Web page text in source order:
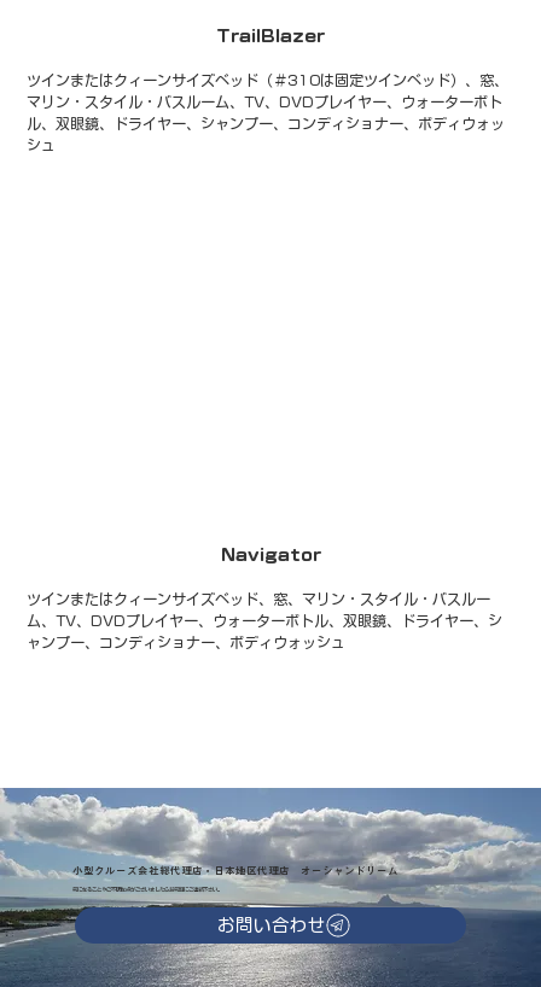
TrailBlazer
ツインまたはクィーンサイズベッド（＃310は固定ツインベッド）、窓、
マリン・スタイル・バスルーム、TV、DVDプレイヤー、ウォーターボト
ル、双眼鏡、ドライヤー、シャンプー、コンディショナー、ボディウォッ
シュ
Navigator
ツインまたはクィーンサイズベッド、窓、マリン・スタイル・バスルー
ム、TV、DVDプレイヤー、ウォーターボトル、双眼鏡、ドライヤー、シ
ャンプー、コンディショナー、ボディウォッシュ
小型クルーズ会社総代理店・日本地区代理店 オーシャンドリーム
気になることやご不明な点がございましたらお気軽にご連絡下さい。
お問い合わせ